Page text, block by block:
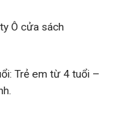
Ô cửa sách
Trẻ em từ 4 tuổi –